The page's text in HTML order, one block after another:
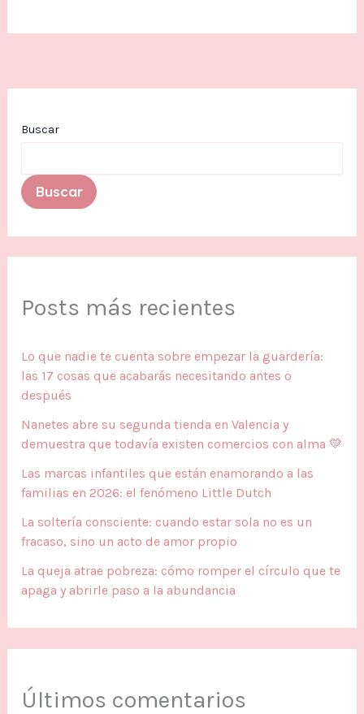
Buscar
Buscar
Posts más recientes
Lo que nadie te cuenta sobre empezar la guardería:
las 17 cosas que acabarás necesitando antes o
después
Nanetes abre su segunda tienda en Valencia y
demuestra que todavía existen comercios con alma 💛
Las marcas infantiles que están enamorando a las
familias en 2026: el fenómeno Little Dutch
La soltería consciente: cuando estar sola no es un
fracaso, sino un acto de amor propio
La queja atrae pobreza: cómo romper el círculo que te
apaga y abrirle paso a la abundancia
Últimos comentarios